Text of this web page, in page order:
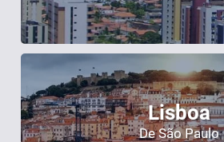
Lisboa
De São Paulo